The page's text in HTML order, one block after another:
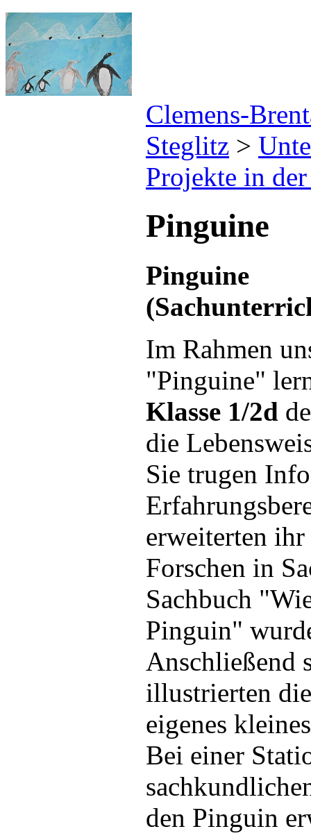
Clemens-
Steglitz >
Projekte in
Pinguine
Pinguine
Im Rahmen
"Pinguine"
Klasse 1/2d
die
Sie trugen
erweiterten ihr
Forschen in
Sachbuch
Pinguin"
Anschließend
illustrierten
eigenes
Bei einer
den Pinguin